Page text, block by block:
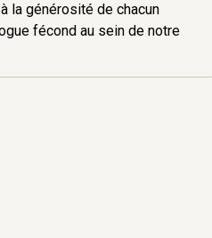
la générosité de chacun
fécond au sein de notre